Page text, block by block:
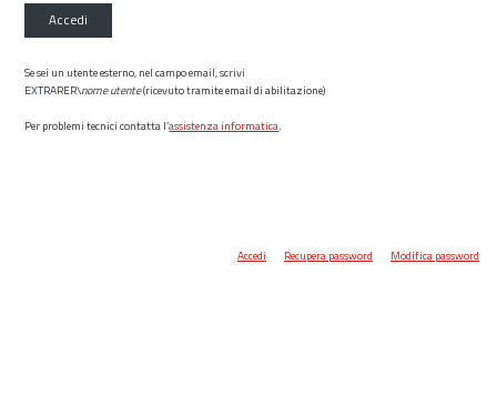
Accedi
Se sei un utente esterno, nel campo email, scrivi
EXTRARER\nome utente(ricevuto tramite email di abilitazione)
Per problemi tecnici contatta l’assistenza informatica.
Accedi Recupera password Modifica password